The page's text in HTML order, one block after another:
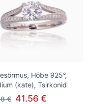
Hõbe 925°,
(kate), Tsirkonid
€ 41.56 €